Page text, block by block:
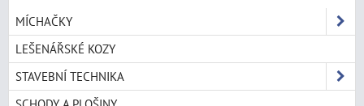
MÍCHAČKY
LEŠENÁŘSKÉ KOZY
STAVEBNÍ TECHNIKA